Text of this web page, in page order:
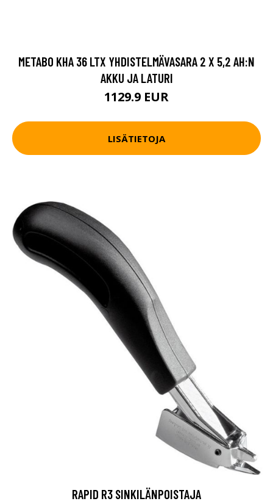
METABO KHA 36 LTX YHDISTELMÄVASARA 2 X 5,2 AH:N
AKKU JA LATURI
1129.9 EUR
LISÄTIETOJA
RAPID R3 SINKILÄNPOISTAJA